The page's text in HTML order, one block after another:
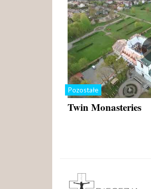
Pozostałe
Twin Monasteries